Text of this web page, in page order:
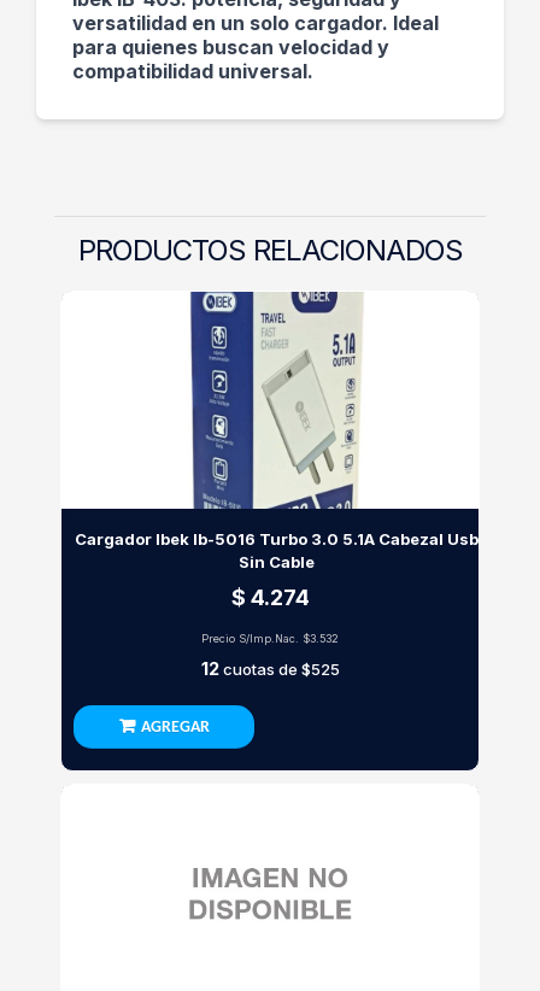
versatilidad en un solo cargador. Ideal
para quienes buscan velocidad y
compatibilidad universal.
PRODUCTOS RELACIONADOS
Cargador Ibek Ib-5016 Turbo 3.0 5.1A Cabezal Usb
Sin Cable
$ 4.274
Precio S/Imp.Nac. $3.532
12cuotas de $525
AGREGAR